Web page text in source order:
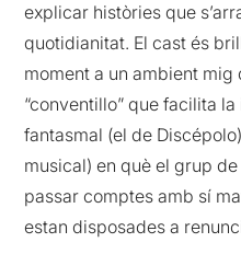
explicar històries que
quotidianitat. El cast és
moment a un ambient mig
“conventillo” que facilita
fantasmal (el de
musical) en què el grup
passar comptes amb sí
estan disposades a